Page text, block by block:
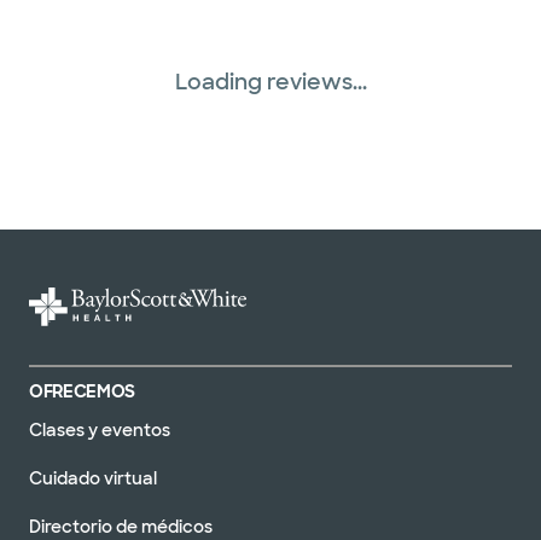
Loading reviews...
OFRECEMOS
Clases y eventos
Cuidado virtual
Directorio de médicos